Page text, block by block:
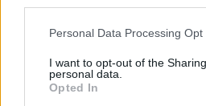
Please note that this website/app
not limited to your visit or usage
grant or deny consent to Google
use your data for below specified
Personal Data Processing Opt
I want to opt-out of the
personal data.
Opted In
vonatlassításokkal
HÍREK 3 órája